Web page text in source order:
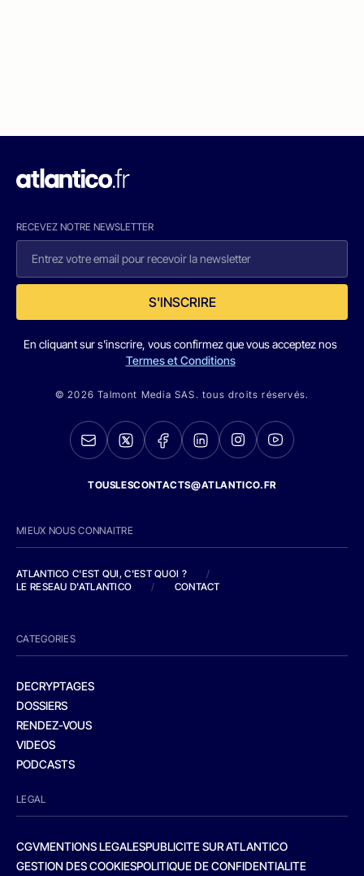
RECEVEZ NOTRE NEWSLETTER
S'INSCRIRE
En cliquant sur s'inscrire, vous confirmez que vous acceptez nos
Termes et Conditions
© 2026 Talmont Media SAS. tous droits réservés.
TOUSLESCONTACTS@ATLANTICO.FR
MIEUX NOUS CONNAITRE
ATLANTICO C'EST QUI, C'EST QUOI ?
/
LE RESEAU D'ATLANTICO
/ CONTACT
CATEGORIES
DECRYPTAGES
DOSSIERS
RENDEZ-VOUS
VIDEOS
PODCASTS
LEGAL
CGVMENTIONS LEGALESPUBLICITE SUR ATLANTICO
GESTION DES COOKIESPOLITIQUE DE CONFIDENTIALITE